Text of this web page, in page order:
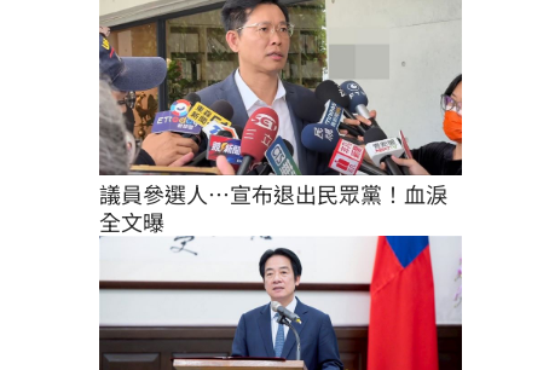
議員參選人…宣布退出民眾黨！血淚
全文曝